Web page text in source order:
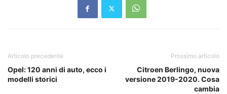
Articolo precedente
Opel: 120 anni di auto, ecco i
modelli storici
Prossimo articolo
Citroen Berlingo, nuova
versione 2019-2020. Cosa
cambia